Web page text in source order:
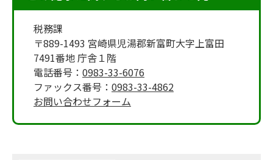
税務課
〒889-1493 宮崎県児湯郡新富町大字上富田
7491番地 庁舎１階
電話番号： 0983-33-6076
ファックス番号： 0983-33-4862
お問い合わせフォーム